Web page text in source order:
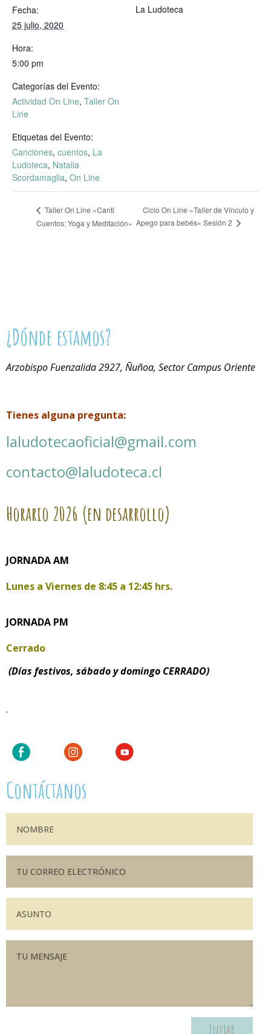
Fecha:
25 julio, 2020
Hora:
5:00 pm
Categorías del Evento:
Actividad On Line, Taller On
Line
Etiquetas del Evento:
Canciones, cuentos, La
Ludoteca, Natalia
Scordamaglia, On Line
La Ludoteca
Taller On Line «Canti
Cuentos: Yoga y Meditación»
Ciclo On Line «Taller de Vínculo y
Apego para bebés» Sesión 2
¿Dónde estamos?
Arzobispo Fuenzalida 2927, Ñuñoa, Sector Campus Oriente
Tienes alguna pregunta:
laludotecaoficial@gmail.com
contacto@laludoteca.cl
Horario 2026 (en desarrollo)
JORNADA AM
Lunes a Viernes de 8:45 a 12:45 hrs.
JORNADA PM
Cerrado
(Días festivos, sábado y domingo CERRADO)
.
Contáctanos
Enviar